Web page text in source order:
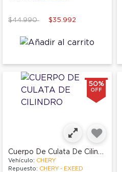
Price reduced from
$44.990to $35.992
50%
OFF
Cuerpo De Culata De Cilindro
Vehículo: CHERY
Repuesto: CHERY - EXEED